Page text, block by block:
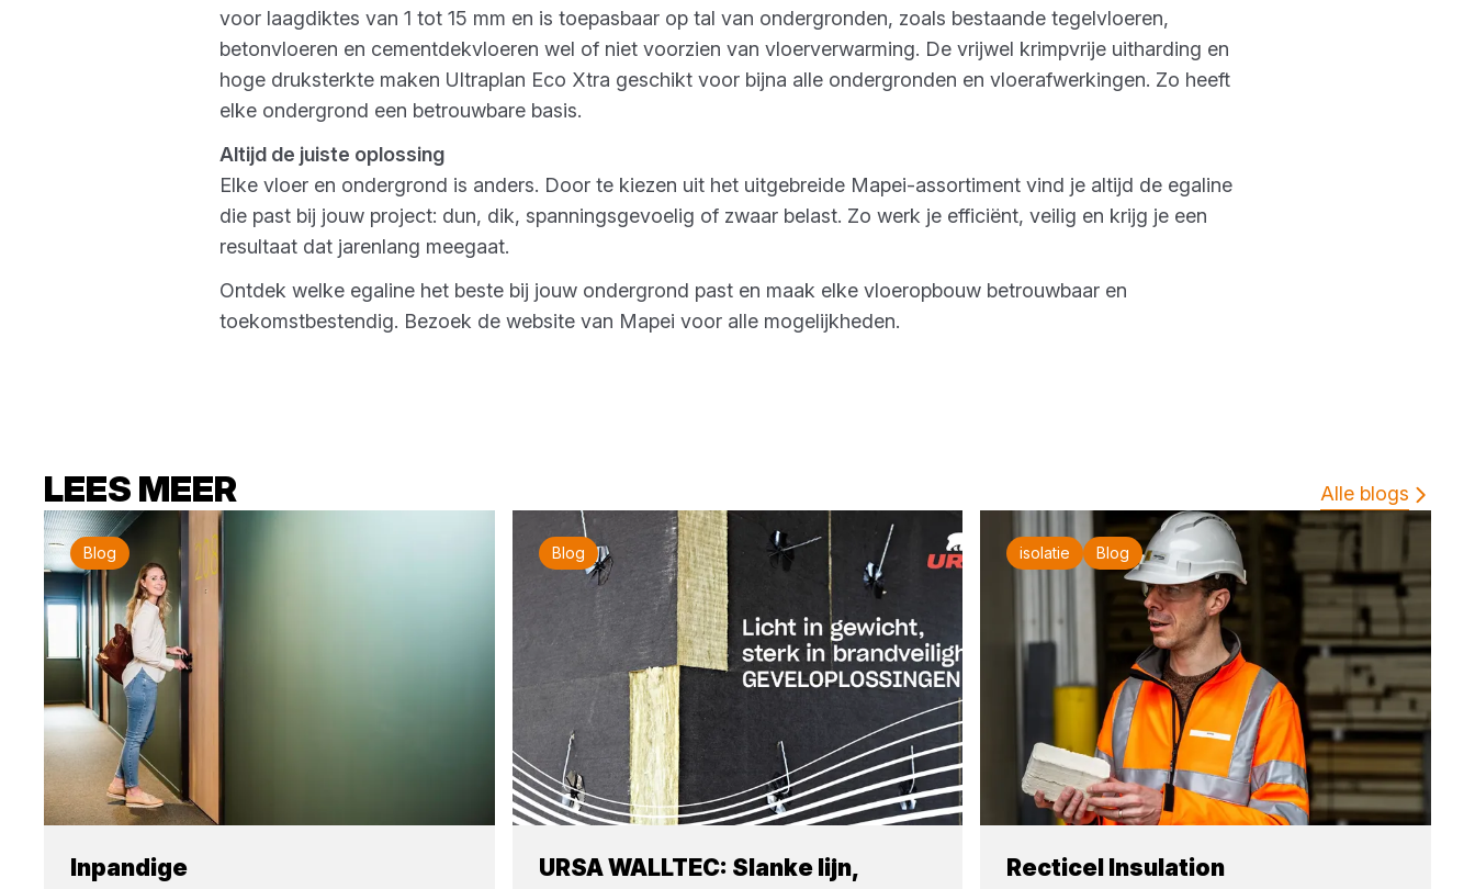
voor laagdiktes van 1 tot 15 mm en is toepasbaar op tal van ondergronden, zoals bestaande tegelvloeren,
betonvloeren en cementdekvloeren wel of niet voorzien van vloerverwarming. De vrijwel krimpvrije uitharding en
hoge druksterkte maken Ultraplan Eco Xtra geschikt voor bijna alle ondergronden en vloerafwerkingen. Zo heeft
elke ondergrond een betrouwbare basis.
Altijd de juiste oplossing
Elke vloer en ondergrond is anders. Door te kiezen uit het uitgebreide Mapei-assortiment vind je altijd de egaline
die past bij jouw project: dun, dik, spanningsgevoelig of zwaar belast. Zo werk je efficiënt, veilig en krijg je een
resultaat dat jarenlang meegaat.
Ontdek welke egaline het beste bij jouw ondergrond past en maak elke vloeropbouw betrouwbaar en
toekomstbestendig. Bezoek de website van Mapei voor alle mogelijkheden.
LEES MEER Alle blogs
Blog
Inpandige
Blog
URSA WALLTEC: Slanke lijn,
isolatie Blog
Recticel Insulation